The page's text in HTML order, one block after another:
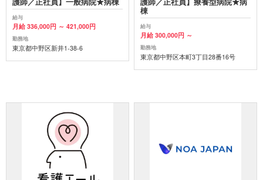
給与
月給 336,000円 ～ 421,000円
勤務地
東京都中野区新井1-38-6
棟
給与
月給 300,000円 ～
勤務地
東京都中野区本町3丁目28番16号